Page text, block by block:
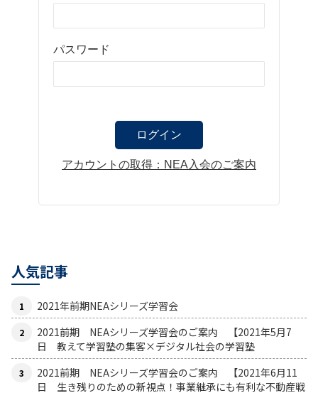
パスワード
アカウントの取得：NEA入会のご案内
人気記事
2021年前期NEAシリーズ学習会
2021前期 NEAシリーズ学習会のご案内 【2021年5月7
日 教えて学習塾の集客×デジタル社会の学習塾
2021前期 NEAシリーズ学習会のご案内 【2021年6月11
日 生き残りのための新視点！事業継承にも有利な不動産戦